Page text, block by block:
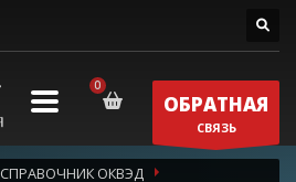
ОБРАТНАЯ
СВЯЗЬ
СПРАВОЧНИК ОКВЭД